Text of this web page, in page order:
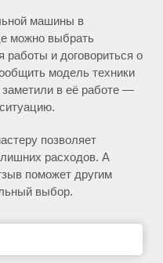
машины в
можно выбрать
работы и договориться о
модель техники
заметили в её работе —
позволяет
расходов. А
поможет другим
выбор.